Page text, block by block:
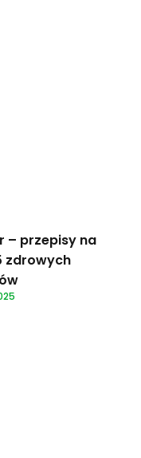
– przepisy na
zdrowych